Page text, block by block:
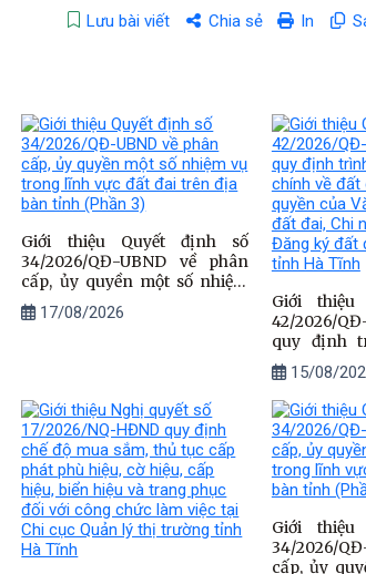
Lưu bài viết Chia sẻ In
Giới thiệu Quyết định số
34/2026/QĐ-UBND về phân
cấp, ủy quyền một số nhiệm
vụ trong lĩnh vực đất đai trên
địa bàn tỉnh (Phần 3)
17/08/2026
Giới
42/2026/
quy định
hành chính
thẩm
Đăng ký
Văn phòng
trên địa
15/08/
Giới
34/2026/
cấp, ủy